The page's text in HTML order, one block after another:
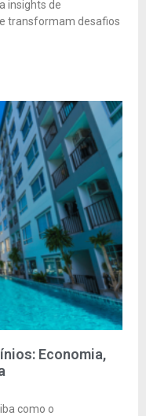
insights de
transformam desafios
Economia,
como o